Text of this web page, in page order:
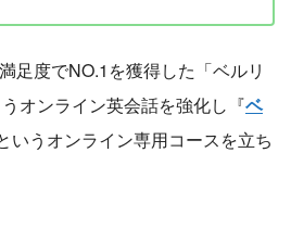
足度でNO.1を獲得した「ベルリ
オンライン英会話を強化し『ベ
いうオンライン専用コースを立ち